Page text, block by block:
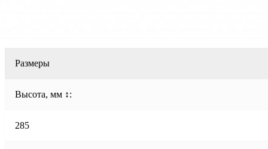
Размеры
Высота, мм ↕:
285